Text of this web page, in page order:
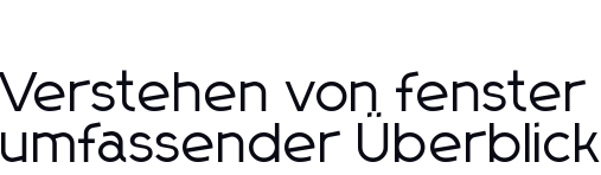
Verstehen von fenster
umfassender